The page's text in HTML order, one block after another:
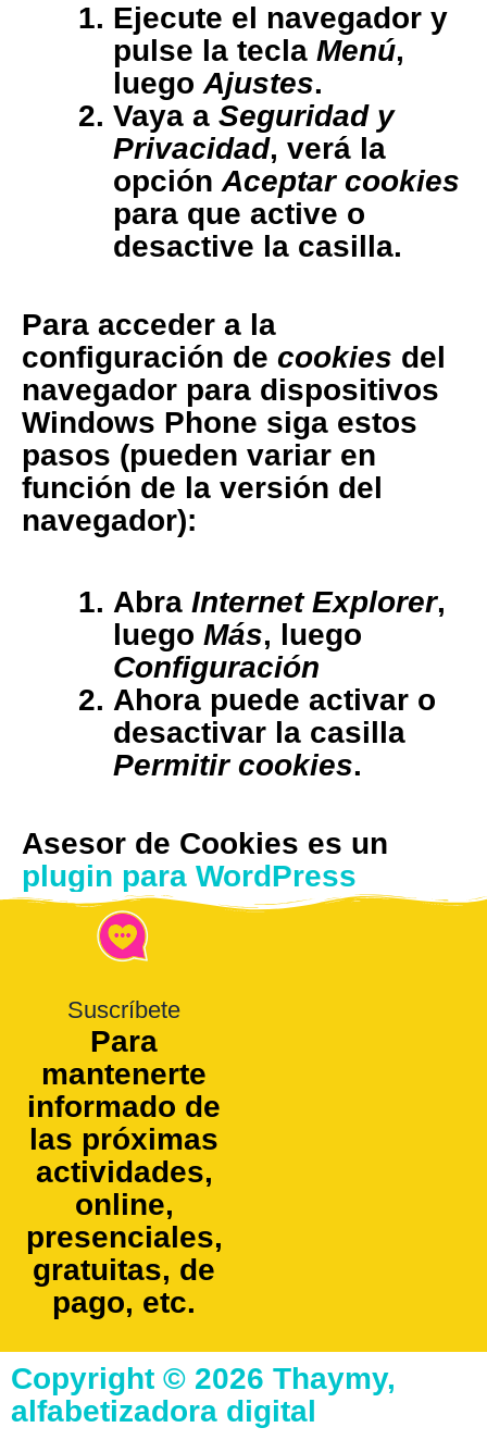
Ejecute el navegador y
pulse la tecla Menú,
luego Ajustes.
Vaya a Seguridad y
Privacidad, verá la
opción Aceptar cookies
para que active o
desactive la casilla.
Para acceder a la
configuración de cookies del
navegador para dispositivos
Windows Phone siga estos
pasos (pueden variar en
función de la versión del
navegador):
Abra Internet Explorer,
luego Más, luego
Configuración
Ahora puede activar o
desactivar la casilla
Permitir cookies.
Asesor de Cookies es un
plugin para WordPress
Suscríbete
Para
mantenerte
informado de
las próximas
actividades,
online,
presenciales,
gratuitas, de
pago, etc.
Copyright © 2026 Thaymy,
alfabetizadora digital